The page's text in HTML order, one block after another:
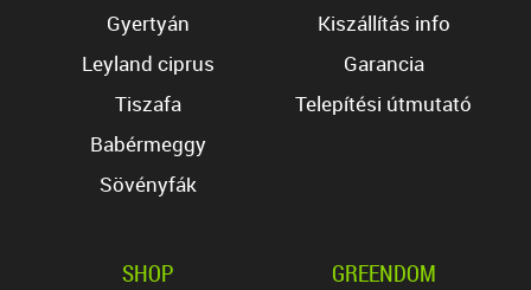
Gyertyán
Leyland ciprus
Tiszafa
Babérmeggy
Sövényfák
Kiszállítás info
Garancia
Telepítési útmutató
SHOP GREENDOM